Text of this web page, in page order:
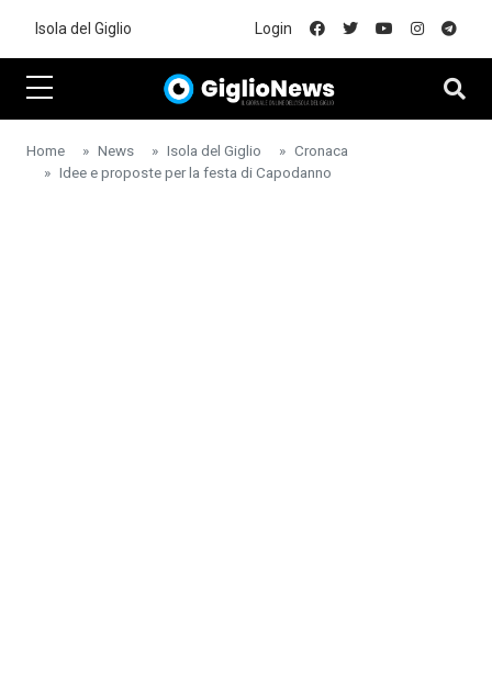
Isola del Giglio Login
Home News Isola del Giglio
Cronaca
Idee e proposte per la festa di Capodanno